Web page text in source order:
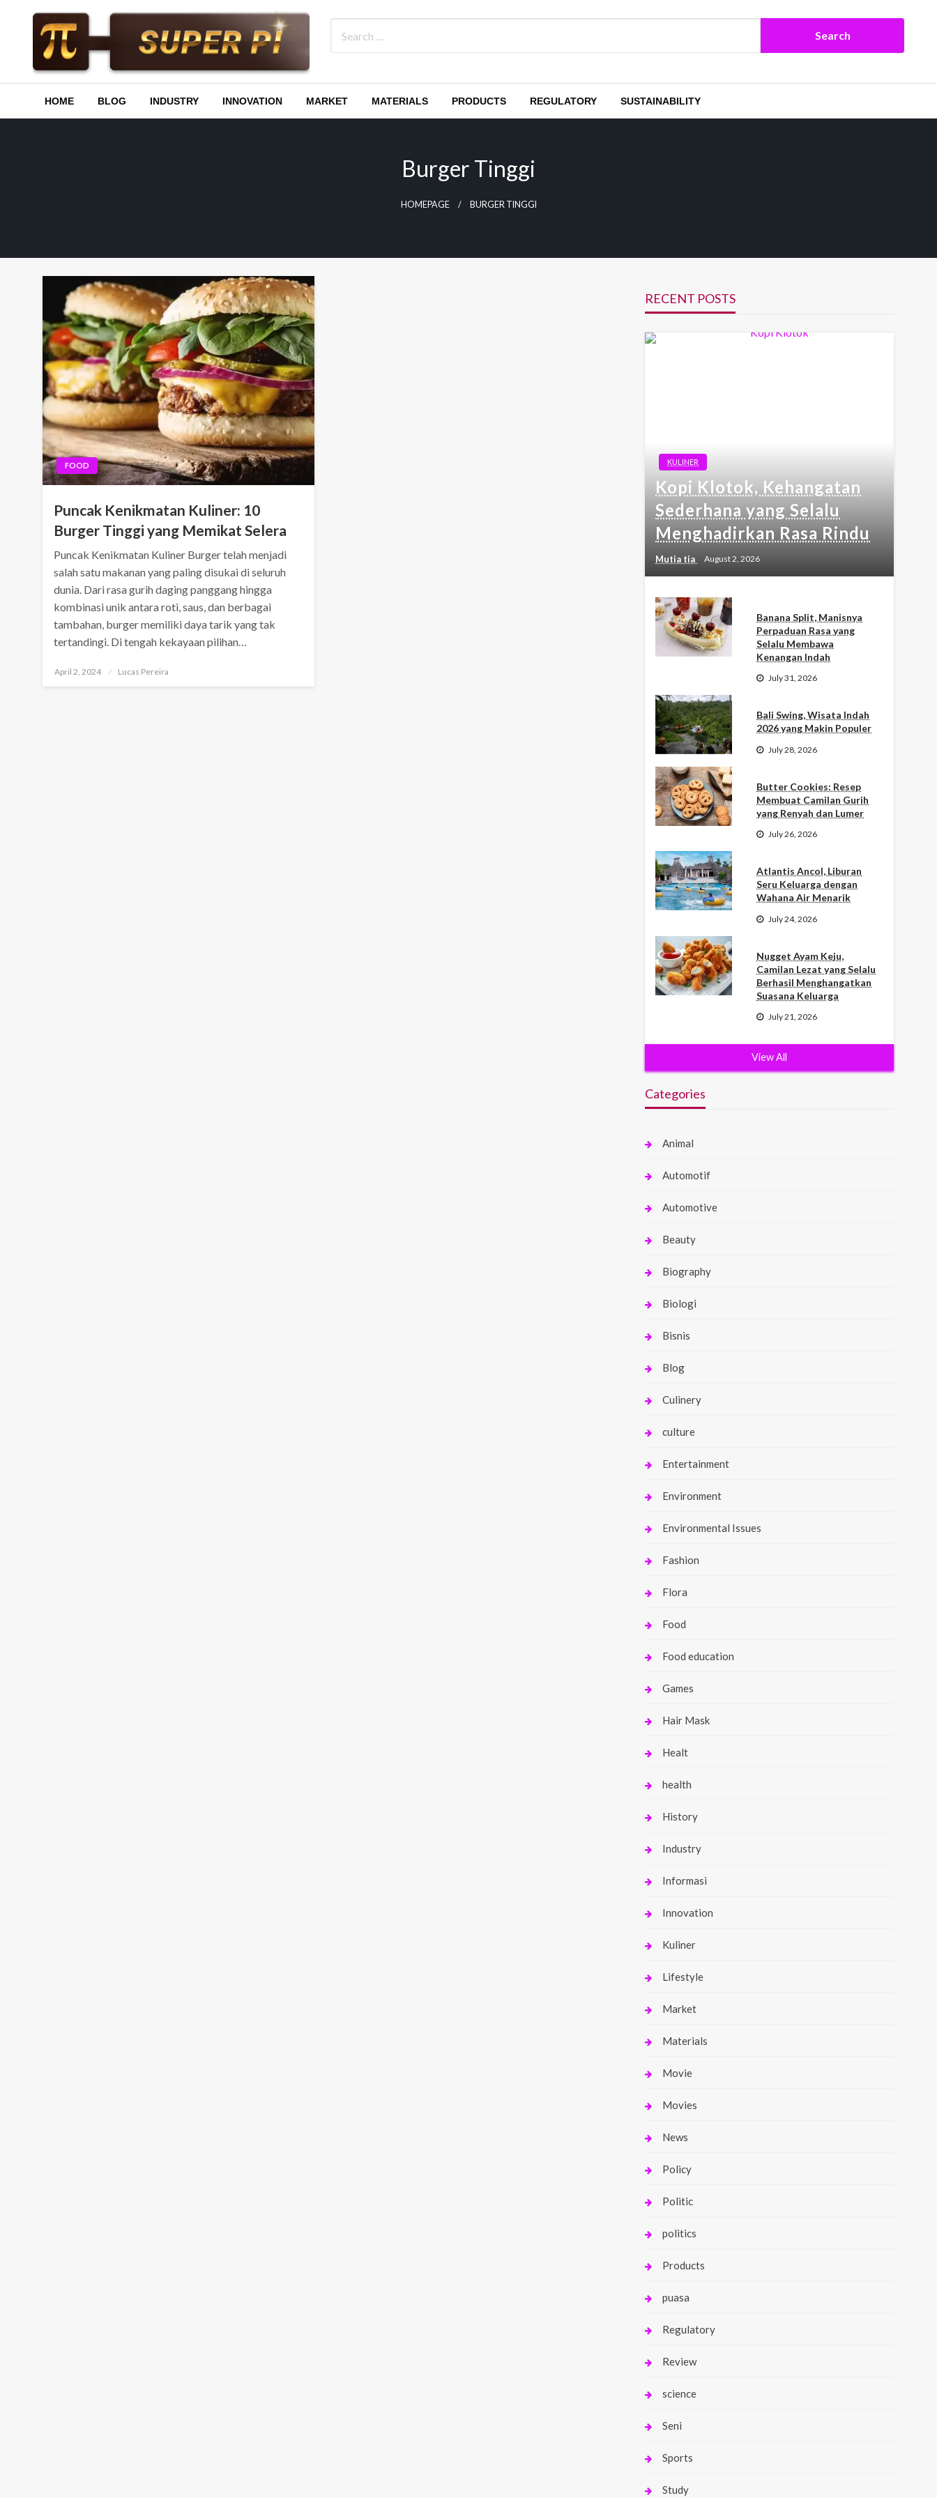
Superpi
HOME BLOG INDUSTRY INNOVATION MARKET MATERIALS PRODUCTS REGULATORY SUSTAINABILITY
Burger Tinggi
HOMEPAGE BURGER TINGGI
FOOD
Puncak Kenikmatan Kuliner: 10
Burger Tinggi yang Memikat Selera
Puncak Kenikmatan Kuliner Burger telah menjadi
salah satu makanan yang paling disukai di seluruh
dunia. Dari rasa gurih daging panggang hingga
kombinasi unik antara roti, saus, dan berbagai
tambahan, burger memiliki daya tarik yang tak
tertandingi. Di tengah kekayaan pilihan…
Posted
April 2, 2024 Lucas Pereira
RECENT POSTS
KULINER
Kopi Klotok, Kehangatan
Sederhana yang Selalu
Menghadirkan Rasa Rindu
Mutia tia August 2, 2026
Banana Split, Manisnya
Perpaduan Rasa yang
Selalu Membawa
Kenangan Indah
July 31, 2026
Bali Swing, Wisata Indah
2026 yang Makin Populer
July 28, 2026
Butter Cookies: Resep
Membuat Camilan Gurih
yang Renyah dan Lumer
July 26, 2026
Atlantis Ancol, Liburan
Seru Keluarga dengan
Wahana Air Menarik
July 24, 2026
Nugget Ayam Keju,
Camilan Lezat yang Selalu
Berhasil Menghangatkan
Suasana Keluarga
July 21, 2026
View All
Categories
Animal
Automotif
Automotive
Beauty
Biography
Biologi
Bisnis
Blog
Culinery
culture
Entertainment
Environment
Environmental Issues
Fashion
Flora
Food
Food education
Games
Hair Mask
Healt
health
History
Industry
Informasi
Innovation
Kuliner
Lifestyle
Market
Materials
Movie
Movies
News
Policy
Politic
politics
Products
puasa
Regulatory
Review
science
Seni
Sports
Study